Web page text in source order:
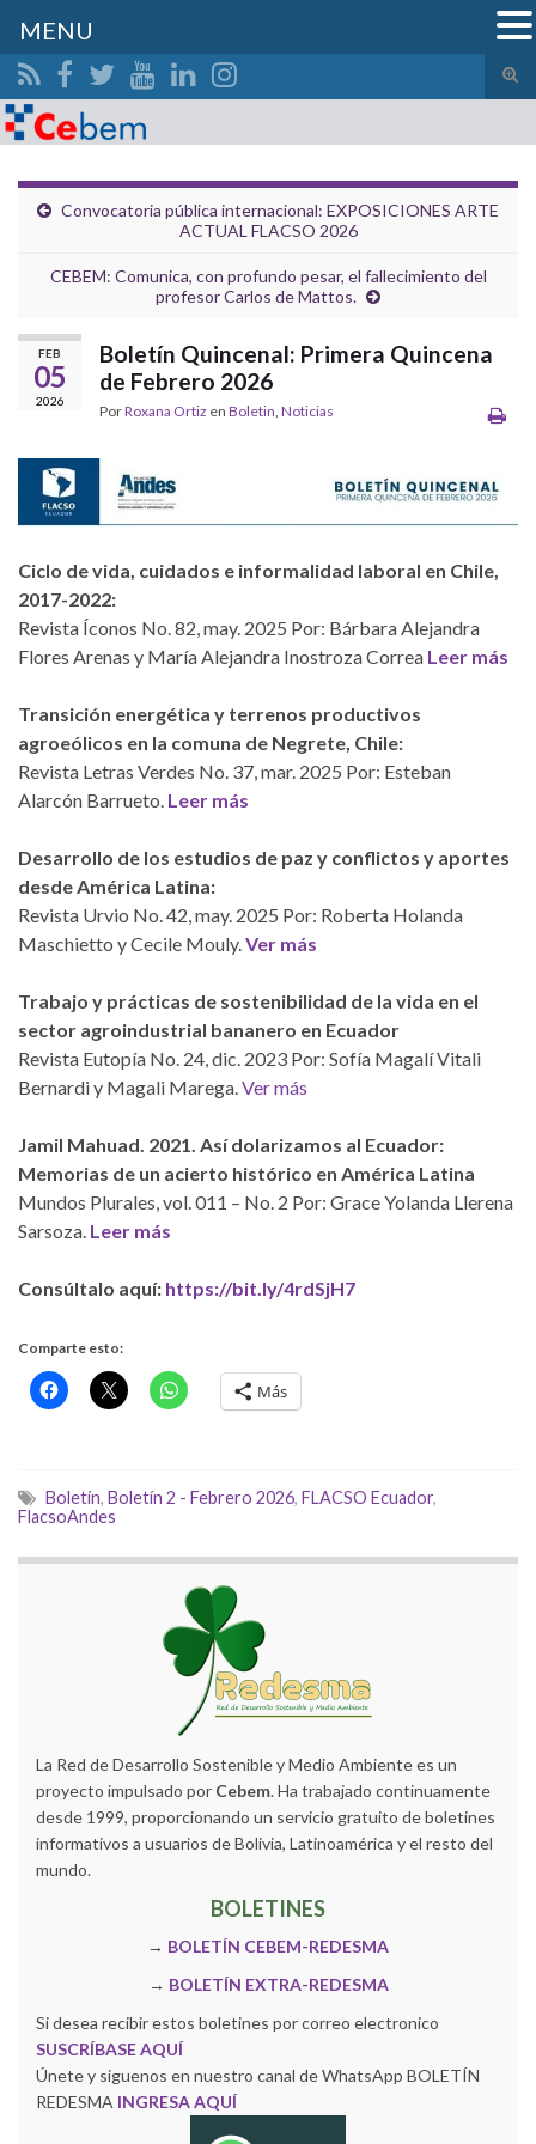
el
Search for:
Convocatoria pública internacional: EXPOSICIONES ARTE
ACTUAL FLACSO 2026
CEBEM: Comunica, con profundo pesar, el fallecimiento del
profesor Carlos de Mattos.
FEB
05
2026
Boletín Quincenal: Primera Quincena
de Febrero 2026
PorRoxana Ortiz en Boletin, Noticias
Ciclo de vida, cuidados e informalidad laboral en Chile,
2017-2022:
Revista Íconos No. 82, may. 2025 Por: Bárbara Alejandra
Flores Arenas y María Alejandra Inostroza Correa Leer más
Transición energética y terrenos productivos
agroeólicos en la comuna de Negrete, Chile:
Revista Letras Verdes No. 37, mar. 2025 Por: Esteban
Alarcón Barrueto. Leer más
Desarrollo de los estudios de paz y conflictos y aportes
desde América Latina:
Revista Urvio No. 42, may. 2025 Por: Roberta Holanda
Maschietto y Cecile Mouly.Ver más
Trabajo y prácticas de sostenibilidad de la vida en el
sector agroindustrial bananero en Ecuador
Revista Eutopía No. 24, dic. 2023 Por: Sofía Magalí Vitali
Bernardi y Magali Marega.Ver más
Jamil Mahuad. 2021. Así dolarizamos al Ecuador:
Memorias de un acierto histórico en América Latina
Mundos Plurales, vol. 011 – No. 2 Por: Grace Yolanda Llerena
Sarsoza. Leer más
Consúltalo aquí: https://bit.ly/4rdSjH7
Comparte esto:
Más
Boletín, Boletín 2 - Febrero 2026, FLACSO Ecuador,
FlacsoAndes
La Red de Desarrollo Sostenible y Medio Ambiente es un
proyecto impulsado por Cebem. Ha trabajado continuamente
desde 1999, proporcionando un servicio gratuito de boletines
informativos a usuarios de Bolivia, Latinoamérica y el resto del
mundo.
BOLETINES
→ BOLETÍN CEBEM-REDESMA
→ BOLETÍN EXTRA-REDESMA
Si desea recibir estos boletines por correo electronico
SUSCRÍBASE AQUÍ
Únete y siguenos en nuestro canal de WhatsApp BOLETÍN
REDESMA INGRESA AQUÍ
MENU